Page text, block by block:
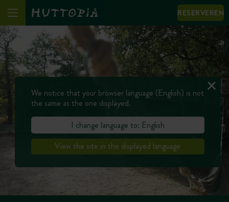
RESERVEREN
We notice that your browser language (English) is not
the same as the one displayed.
I change language to: English
View the site in the displayed language